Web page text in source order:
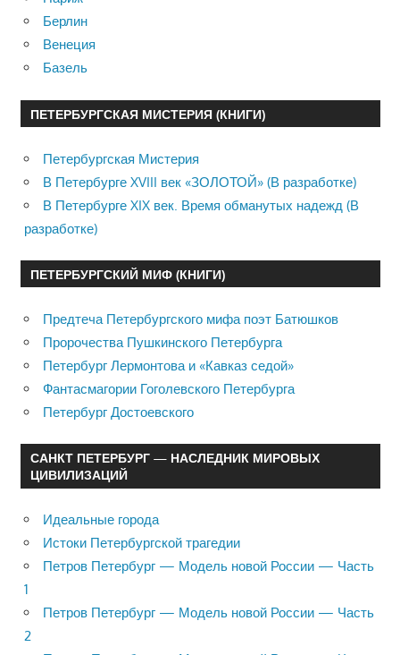
Берлин
Венеция
Базель
ПЕТЕРБУРГСКАЯ МИСТЕРИЯ (КНИГИ)
Петербургская Мистерия
В Петербурге XVIII век «ЗОЛОТОЙ» (В разработке)
В Петербурге XIX век. Время обманутых надежд (В
разработке)
ПЕТЕРБУРГСКИЙ МИФ (КНИГИ)
Предтеча Петербургского мифа поэт Батюшков
Пророчества Пушкинского Петербурга
Петербург Лермонтова и «Кавказ седой»
Фантасмагории Гоголевского Петербурга
Петербург Достоевского
САНКТ ПЕТЕРБУРГ — НАСЛЕДНИК МИРОВЫХ
ЦИВИЛИЗАЦИЙ
Идеальные города
Истоки Петербургской трагедии
Петров Петербург — Модель новой России — Часть
1
Петров Петербург — Модель новой России — Часть
2